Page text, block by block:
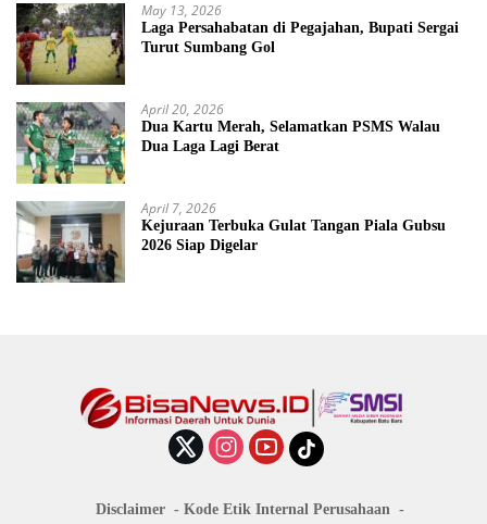
May 13, 2026
Laga Persahabatan di Pegajahan, Bupati Sergai
Turut Sumbang Gol
April 20, 2026
Dua Kartu Merah, Selamatkan PSMS Walau
Dua Laga Lagi Berat
April 7, 2026
Kejuraan Terbuka Gulat Tangan Piala Gubsu
2026 Siap Digelar
Disclaimer
Kode Etik Internal Perusahaan